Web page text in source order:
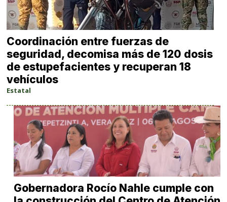
Coordinación entre fuerzas de
seguridad, decomisa más de 120 dosis
de estupefacientes y recuperan 18
vehículos
Estatal
Gobernadora Rocío Nahle cumple con